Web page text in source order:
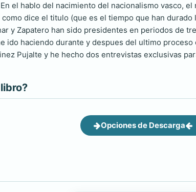
el hablo del nacimiento del nacionalismo vasco,
dice el titulo (que es el tiempo que han
y Zapatero han sido presidentes en periodos de
ido haciendo durante y despues del ultimo proceso
Pujalte y he hecho dos entrevistas exclusivas
Opciones de Descarga